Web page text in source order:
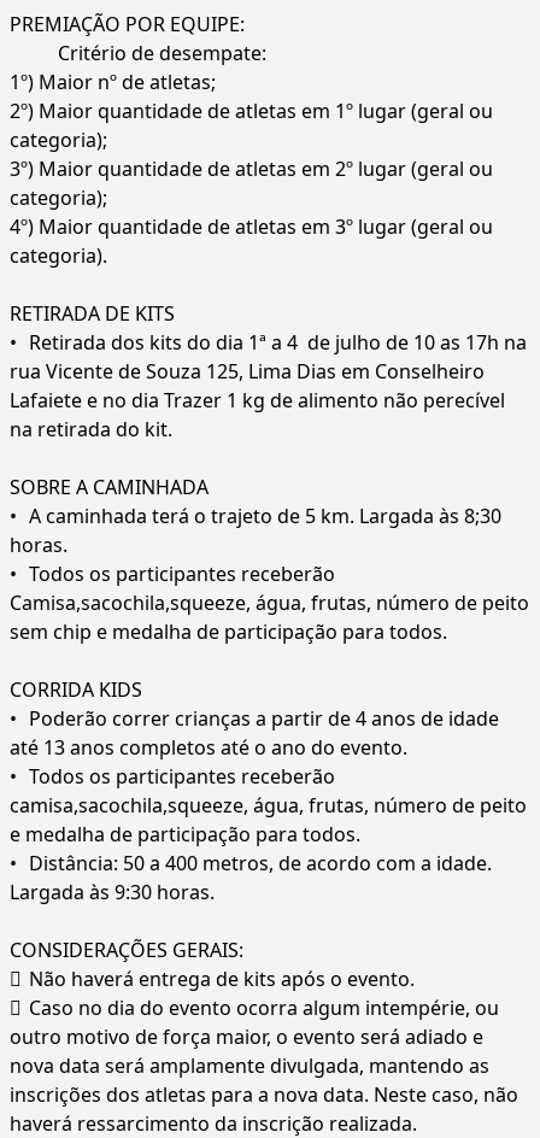
PREMIAÇÃO POR EQUIPE:
Critério de desempate:
1º) Maior nº de atletas;
2º) Maior quantidade de atletas em 1º lugar (geral ou
categoria);
3º) Maior quantidade de atletas em 2º lugar (geral ou
categoria);
4º) Maior quantidade de atletas em 3º lugar (geral ou
categoria).
RETIRADA DE KITS
• Retirada dos kits do dia 1ª a 4 de julho de 10 as 17h na
rua Vicente de Souza 125, Lima Dias em Conselheiro
Lafaiete e no dia Trazer 1 kg de alimento não perecível
na retirada do kit.
SOBRE A CAMINHADA
• A caminhada terá o trajeto de 5 km. Largada às 8;30
horas.
• Todos os participantes receberão
Camisa,sacochila,squeeze, água, frutas, número de peito
sem chip e medalha de participação para todos.
CORRIDA KIDS
• Poderão correr crianças a partir de 4 anos de idade
até 13 anos completos até o ano do evento.
• Todos os participantes receberão
camisa,sacochila,squeeze, água, frutas, número de peito
e medalha de participação para todos.
• Distância: 50 a 400 metros, de acordo com a idade.
Largada às 9:30 horas.
CONSIDERAÇÕES GERAIS:
 Não haverá entrega de kits após o evento.
 Caso no dia do evento ocorra algum intempérie, ou
outro motivo de força maior, o evento será adiado e
nova data será amplamente divulgada, mantendo as
inscrições dos atletas para a nova data. Neste caso, não
haverá ressarcimento da inscrição realizada.